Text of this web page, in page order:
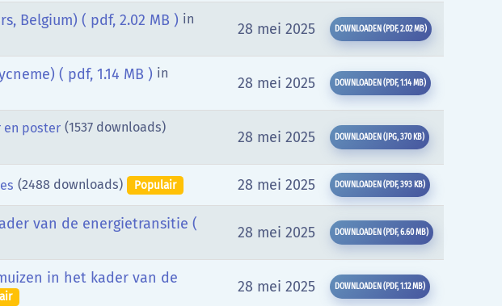
Belgium) ( pdf, 2.02 MB ) in
28 mei 2025 DOWNLOADEN (PDF,2.02 MB)
( pdf, 1.14 MB ) in
28 mei 2025 DOWNLOADEN (PDF,1.14 MB)
en poster (1537 downloads)
28 mei 2025 DOWNLOADEN (JPG,370 KB)
(2488 downloads) Populair 28 mei 2025 DOWNLOADEN (PDF,393 KB)
van de energietransitie (
28 mei 2025 DOWNLOADEN (PDF,6.60 MB)
in het kader van de
28 mei 2025 DOWNLOADEN (PDF,1.12 MB)